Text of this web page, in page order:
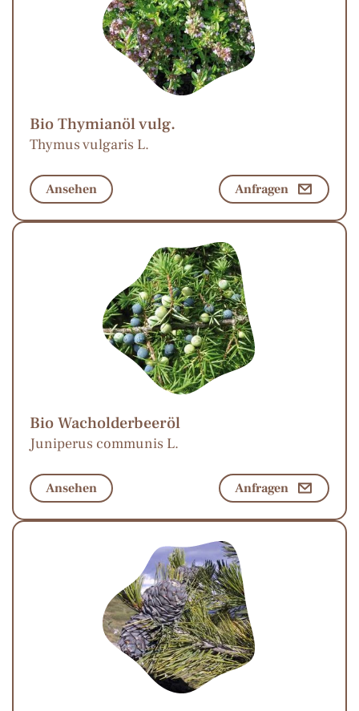
Bio Thymianöl vulg.
Thymus vulgaris L.
Ansehen Anfragen
Bio Wacholderbeeröl
Juniperus communis L.
Ansehen Anfragen